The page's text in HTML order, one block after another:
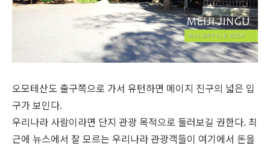
오모테산도 출구쪽으로 가서 유턴하면 메이지 진구의 넓은 입
구가 보인다.
우리나라 사람이라면 단지 관광 목적으로 둘러보길 권한다. 최
근에 뉴스에서 잘 모르는 우리나라 관광객들이 여기에서 돈을